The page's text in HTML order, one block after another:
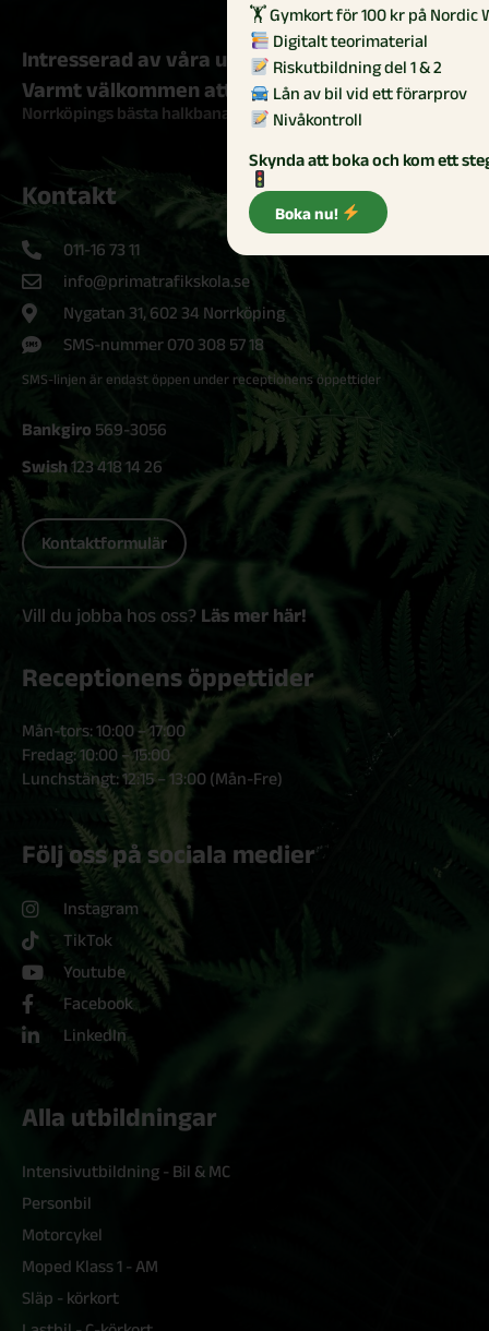
Intresserad av våra utbildningar?
Varmt välkommen att höra av dig till oss!
Norrköpings bästa halkbana!
Kontakt
011-16 73 11
info@primatrafikskola.se
Nygatan 31, 602 34 Norrköping
SMS-nummer 070 308 57 18
SMS-linjen är endast öppen under receptionens öppettider
Bankgiro 569-3056
Swish 123 418 14 26
Kontaktformulär
Vill du jobba hos oss? Läs mer här!
Receptionens öppettider
Mån-tors: 10:00 – 17:00
Fredag: 10:00 – 15:00
Lunchstängt: 12:15 – 13:00 (Mån-Fre)
Följ oss på sociala medier
Instagram
TikTok
Youtube
Facebook
LinkedIn
Alla utbildningar
Intensivutbildning - Bil & MC
Personbil
Motorcykel
Moped Klass 1 - AM
Släp - körkort
🏋️ Gymkort för 100 kr på Nordic
Digitalt teorimaterial
Riskutbildning del 1 & 2
Lån av bil vid ett förarprov
Nivåkontroll
Skynda att boka och kom ett
Boka nu!